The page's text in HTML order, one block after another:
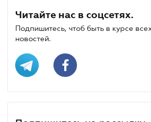
Читайте нас в соцсетях.
Подпишитесь, чтоб быть в курсе
новостей.